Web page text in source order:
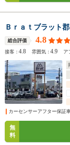
Ｂｒａｔブラット
総合評価 4.8
接客：4.8 雰囲気：4.9 ア
カーセンサーアフター保証
無
料